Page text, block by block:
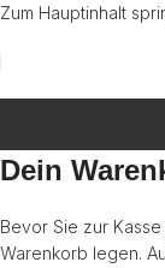
Zum Hauptinhalt
Dein
Bevor Sie zur
Warenkorb legen.